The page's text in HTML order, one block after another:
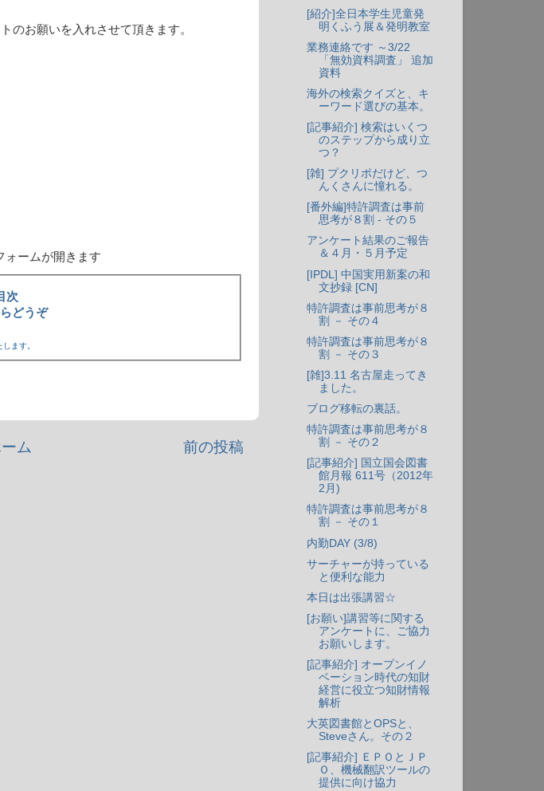
のお願いを入れさせて頂きます。
ォームが開きます
次
どうぞ
ます。
前の投稿
ム
[紹介]全日本学生児童発
明くふう展＆発明教室
業務連絡です ～3/22
「無効資料調査」 追加
資料
海外の検索クイズと、キ
ーワード選びの基本。
[記事紹介] 検索はいくつ
のステップから成り立
つ？
[雑] プクリポだけど、つ
んくさんに憧れる。
[番外編]特許調査は事前
思考が８割 - その５
アンケート結果のご報告
＆４月・５月予定
[IPDL] 中国実用新案の和
文抄録 [CN]
特許調査は事前思考が８
割 － その４
特許調査は事前思考が８
割 － その３
[雑]3.11 名古屋走ってき
ました。
ブログ移転の裏話。
特許調査は事前思考が８
割 － その２
[記事紹介] 国立国会図書
館月報 611号（2012年
2月)
特許調査は事前思考が８
割 － その１
内勤DAY (3/8)
サーチャーが持っている
と便利な能力
本日は出張講習☆
[お願い]講習等に関する
アンケートに、ご協力
お願いします。
[記事紹介] オープンイノ
ベーション時代の知財
経営に役立つ知財情報
解析
大英図書館とOPSと、
Steveさん。その２
[記事紹介] ＥＰＯとＪＰ
Ｏ、機械翻訳ツールの
提供に向け協力